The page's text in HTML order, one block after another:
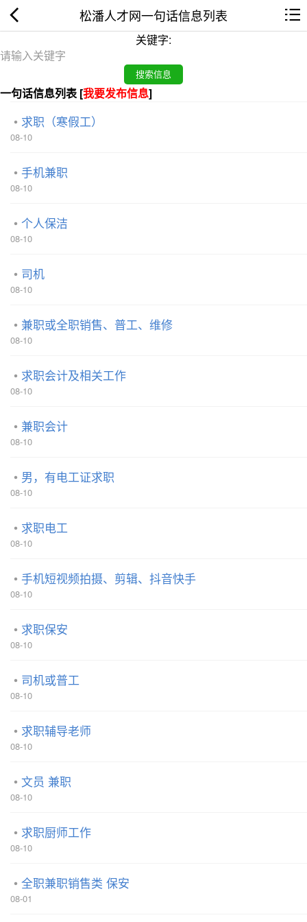
松潘人才网一句话信息列表
关键字:
一句话信息列表 [我要发布信息]
求职（寒假工）
08-10
手机兼职
08-10
个人保洁
08-10
司机
08-10
兼职或全职销售、普工、维修
08-10
求职会计及相关工作
08-10
兼职会计
08-10
男，有电工证求职
08-10
求职电工
08-10
手机短视频拍摄、剪辑、抖音快手
08-10
求职保安
08-10
司机或普工
08-10
求职辅导老师
08-10
文员 兼职
08-10
求职厨师工作
08-10
全职兼职销售类 保安
08-01